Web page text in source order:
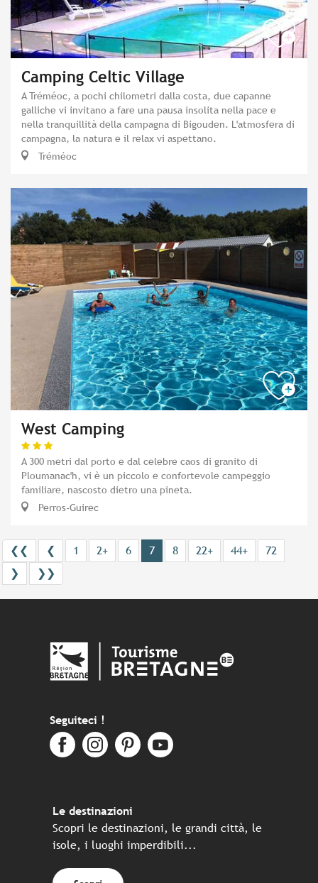
Camping Celtic Village
A Tréméoc, a pochi chilometri dalla costa, due capanne
galliche vi invitano a fare una pausa insolita nella pace e
nella tranquillità della campagna di Bigouden. L'atmosfera di
campagna, la natura e il relax vi aspettano.
Tréméoc
West Camping
A 300 metri dal porto e dal celebre caos di granito di
Ploumanac'h, vi è un piccolo e confortevole campeggio
familiare, nascosto dietro una pineta.
Perros-Guirec
❮❮ ❮ 1 2+ 6 7 8 22+ 44+
72
❯
❯❯
Seguiteci !
Le destinazioni
Scopri le destinazioni, le grandi città, le
isole, i luoghi imperdibili...